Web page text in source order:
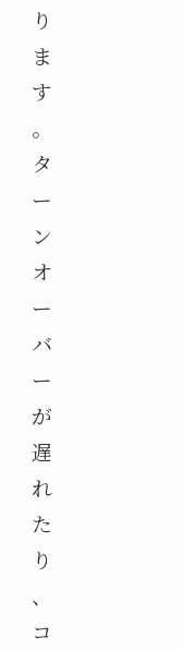
り
ま
す
。
タ
ー
ン
オ
ー
バ
ー
が
遅
れ
た
り
、
コ